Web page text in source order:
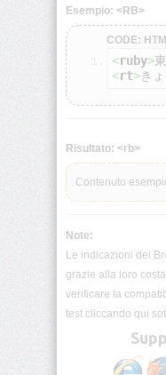
Browser
HTML
Test
<!DOCTYPE>
<a>
<abbr>
Esempio: <RB>
CODE:
<ruby>東
<rt>きょ
Risultato: <rb>
Contenuto
Note:
Le indicazioni dei
grazie alla loro
verificare la
test cliccando qui